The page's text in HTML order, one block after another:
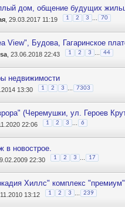
дом, общение будущих
, 29.03.2017 11:19 1 2 3 70
View", Будова, Гагаринское
, 23.06.2018 22:43 1 2 3 44
недвижимости
13:30 1 2 3 7303
(Черемушки, ул. Героев
22:06 1 2 3 6
в новострое.
22:30 1 2 3 ... 17
Хиллс" комплекс
13:12 1 2 3 239